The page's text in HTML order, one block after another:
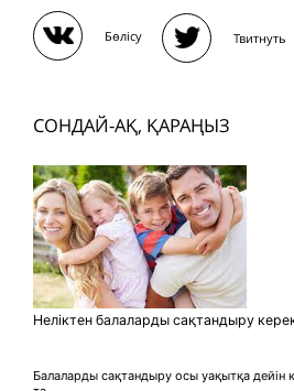
Бөлісу Твитнуть
СОНДАЙ-АҚ, ҚАРАҢЫЗ
Неліктен балаларды сақтандыру
Балаларды сақтандыру осы уақытқа дейін